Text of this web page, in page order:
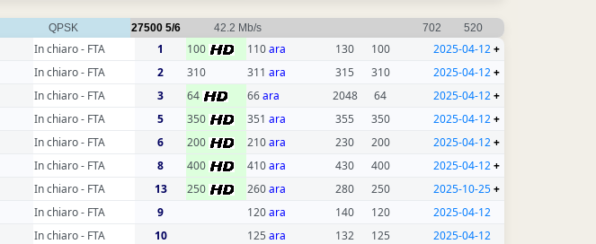
QPSK 27500 5/6 42.2 Mb/s 702 520
In chiaro - FTA 1 100 110ara 130 100 2025-04-12+
In chiaro - FTA 2 310 311 ara 315 310 2025-04-12+
In chiaro - FTA 3 64 66ara 2048 64 2025-04-12+
In chiaro - FTA 5 350 351 ara 355 350 2025-04-12+
In chiaro - FTA 6 200 210ara 230 200 2025-04-12+
In chiaro - FTA 8 400 410ara 430 400 2025-04-12+
In chiaro - FTA 13 250 260ara 280 250 2025-10-25+
In chiaro - FTA 9 120ara 140 120
2025-04-12
In chiaro - FTA 10 125 ara 132 125
2025-04-12